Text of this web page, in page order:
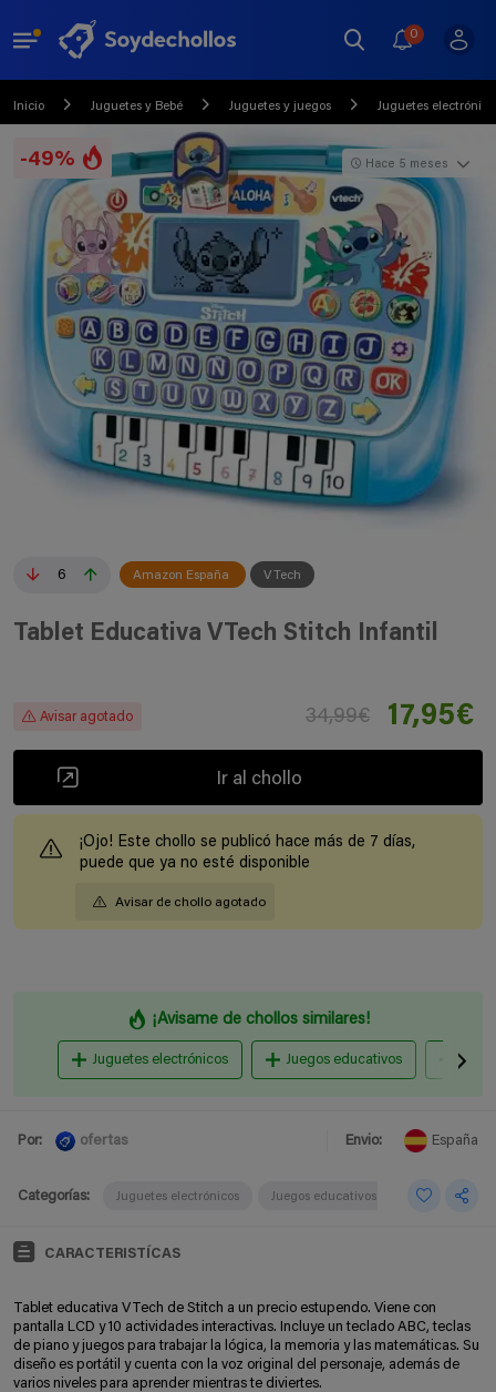
0
Inicio Juguetes y Bebé Juguetes y juegos Juguetes
-49%
6 Amazon España VTech
Hace 5 meses
Tablet Educativa VTech Stitch Infantil
Avisar agotado 34,99€ 17,95€
Ir al chollo
¡Ojo! Este chollo se publicó hace más de 7 días,
puede que ya no esté disponible
Avisar de chollo agotado
¡Avisame de chollos similares!
Juguetes electrónicos Juegos educativos
Por: ofertas Envio: España
Categorías: Juguetes electrónicos Juegos educativos
CARACTERISTÍCAS
Tablet educativa VTech de Stitch a un precio estupendo. Viene con
pantalla LCD y 10 actividades interactivas. Incluye un teclado ABC, teclas
de piano y juegos para trabajar la lógica, la memoria y las matemáticas. Su
diseño es portátil y cuenta con la voz original del personaje, además de
varios niveles para aprender mientras te diviertes.